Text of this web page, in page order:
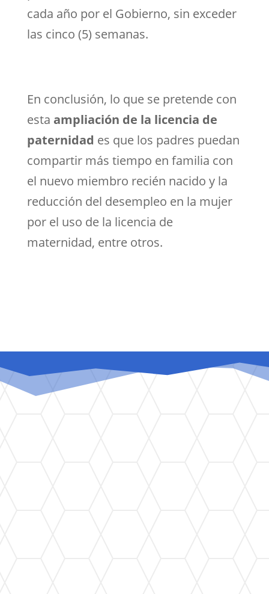
cada año por el Gobierno, sin exceder
las cinco (5) semanas.
En conclusión, lo que se pretende con
esta ampliación de la licencia de
paternidad es que los padres puedan
compartir más tiempo en familia con
el nuevo miembro recién nacido y la
reducción del desempleo en la mujer
por el uso de la licencia de
maternidad, entre otros.